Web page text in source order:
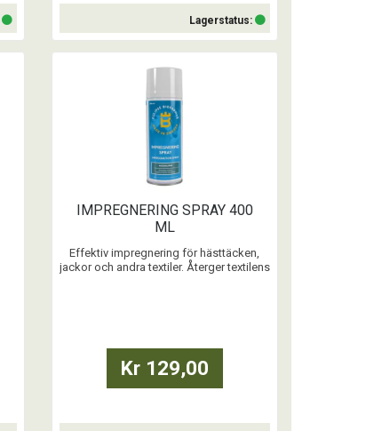
Lagerstatus:
Köp
IMPREGNERING SPRAY 400
ML
Effektiv impregnering för hästtäcken,
jackor och andra textiler. Återger textilens
...
Kr 129,00